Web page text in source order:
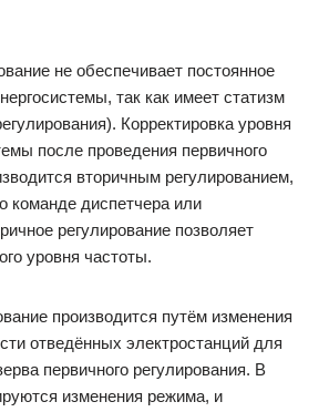
не обеспечивает постоянное
так как имеет статизм
Корректировка уровня
после проведения первичного
вторичным регулированием,
команде диспетчера или
регулирование позволяет
уровня частоты.
производится путём изменения
отведённых электростанций для
первичного регулирования. В
изменения режима, и